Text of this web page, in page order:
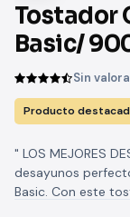
Tostador
Basic/
Sin
Producto
" LOS MEJORES
desayunos
Basic. Con este